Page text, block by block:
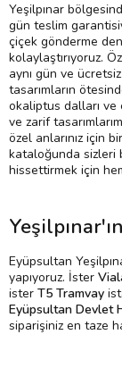
Yeşilpınar
gün teslim
çiçek gönderme
kolaylaştırıyoruz.
aynı gün ve
tasarımların
okaliptus dalları ve
ve zarif
özel anlarınız için
kataloğunda sizleri
hissettirmek için
Eyüpsultan
yapıyoruz. İster
ister T5 Tramvay
Eyüpsultan Devlet
siparişiniz en taze